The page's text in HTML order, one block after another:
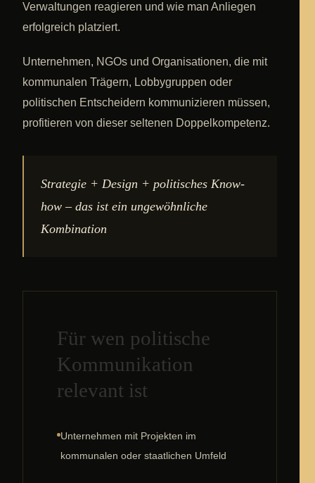
Verwaltungen reagieren und wie man Anliegen
erfolgreich platziert.
Unternehmen, NGOs und Organisationen, die mit
kommunalen Trägern, Lobbygruppen oder
politischen Entscheidern kommunizieren müssen,
profitieren von dieser seltenen Doppelkompetenz.
Strategie + Design + politisches Know-
how – das ist ein ungewöhnliche
Kombination
Für wen politische
Kommunikation
relevant ist
Unternehmen mit Projekten im
kommunalen oder staatlichen Umfeld